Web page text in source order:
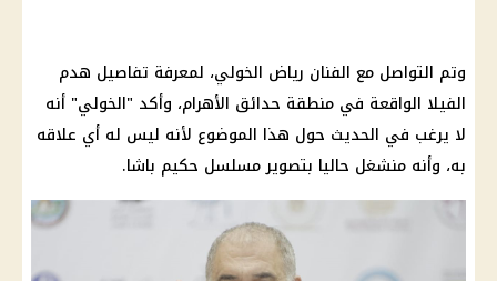
وتم التواصل مع الفنان رياض الخولي، لمعرفة تفاصيل هدم
الفيلا الواقعة في منطقة حدائق الأهرام، وأكد "الخولي" أنه
لا يرغب في الحديث حول هذا الموضوع لأنه ليس له أي علاقه
به، وأنه منشغل حاليا بتصوير مسلسل حكيم باشا.